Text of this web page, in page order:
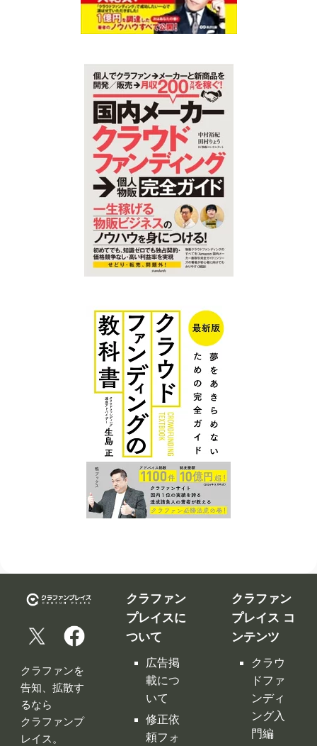
告知、拡散す
るなら
クラファンプ
レイス。
クラファンプ
プレイスに
ついて
広告掲
載につ
いて
修正依
頼フォ
ーム
プレイス コ
ンテンツ
クラウ
ドファ
ンディ
ング入
門編
クラウ